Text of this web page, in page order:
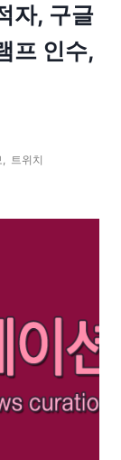
자, 구글
프 인수,
, 트위치